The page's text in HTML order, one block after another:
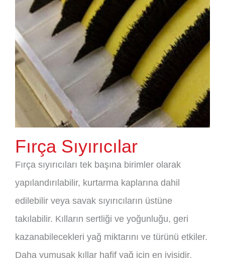
Fırça Sıyırıcılar
Fırça sıyırıcıları tek başına birimler olarak
yapılandırılabilir, kurtarma kaplarına dahil
edilebilir veya savak sıyırıcıların üstüne
takılabilir. Kılların sertliği ve yoğunluğu, geri
kazanabilecekleri yağ miktarını ve türünü etkiler.
Daha yumuşak kıllar hafif yağ için en iyisidir,